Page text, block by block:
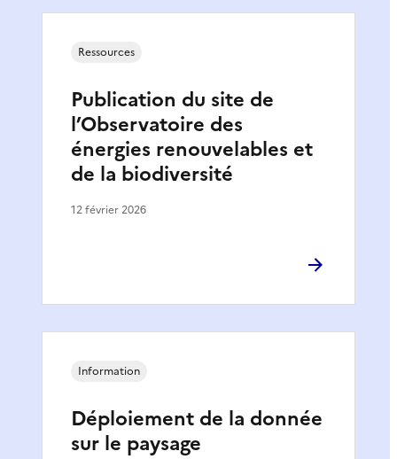
Publication du site de
l’Observatoire des
énergies renouvelables et
de la biodiversité
Ressources
12 février 2026
Déploiement de la donnée
sur le paysage
Information